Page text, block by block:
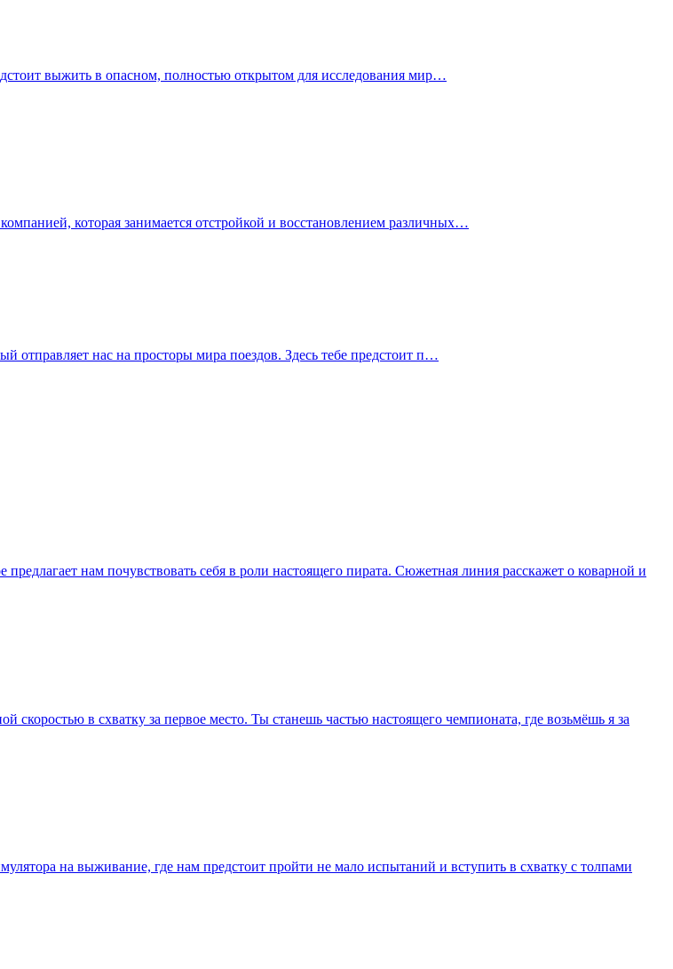
выжить в опасном, полностью открытом для исследования мир…
которая занимается отстройкой и восстановлением различных…
отправляет нас на просторы мира поездов. Здесь тебе предстоит п…
нам почувствовать себя в роли настоящего пирата. Сюжетная линия расскажет о коварной и
скоростью в схватку за первое место. Ты станешь частью настоящего чемпионата, где возьмёшь я за
на выживание, где нам предстоит пройти не мало испытаний и вступить в схватку с толпами